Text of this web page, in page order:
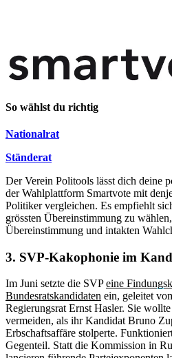
So wählst du richtig
Nationalrat
Ständerat
Der Verein Politools lässt dich deine
der Wahlplattform Smartvote mit
Politiker vergleichen. Es empfiehlt
grössten Übereinstimmung zu
Übereinstimmung und intakten
3. SVP-Kakophonie im
Im Juni setzte die SVPeine
Bundesratskandidaten ein, geleitet
Regierungsrat Ernst Hasler. Sie
vermeiden, als ihr Kandidat Bruno
Erbschaftsaffäre stolperte.
Gegenteil. Statt die Kommission in